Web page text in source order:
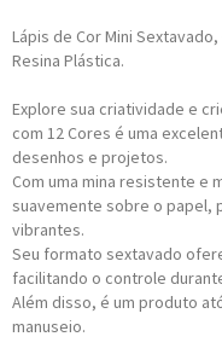
Lápis de Cor Mini
Resina Plástica.
Explore sua criatividade e
com 12 Cores é uma
desenhos e projetos.
Com uma mina resistente e
suavemente sobre o papel,
vibrantes.
Seu formato sextavado
facilitando o controle
Além disso, é um produto
manuseio.